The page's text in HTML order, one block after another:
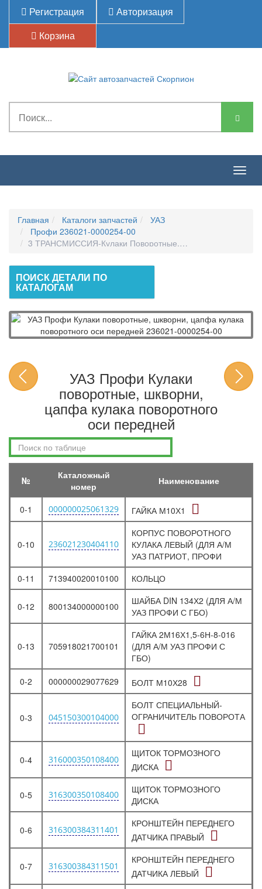
Регистрация
Авторизация
Корзина
Главная Каталоги запчастей
УАЗ
Профи 236021-0000254-00
3 ТРАНСМИССИЯ-Кулаки Поворотные, Шкворни, Цапфа
ПОИСК ДЕТАЛИ ПО
КАТАЛОГАМ
УАЗ Профи Кулаки
поворотные, шкворни,
цапфа кулака поворотного
оси передней
№
Каталожный
номер
Наименование
0-1 000000025061329 ГАЙКА М10Х1
0-10 236021230404110
КОРПУС ПОВОРОТНОГО
КУЛАКА ЛЕВЫЙ (ДЛЯ А/М
УАЗ ПАТРИОТ, ПРОФИ
0-11
713940020010100 КОЛЬЦО
0-12 800134000000100
ШАЙБА DIN 134Х2 (ДЛЯ А/М
УАЗ ПРОФИ С ГБО)
0-13 705918021700101
ГАЙКА 2М16Х1,5-6Н-8-016
(ДЛЯ А/М УАЗ ПРОФИ С
ГБО)
0-2
000000029077629 БОЛТ М10Х28
0-3 045150300104000
БОЛТ СПЕЦИАЛЬНЫЙ-
ОГРАНИЧИТЕЛЬ ПОВОРОТА
0-4 316000350108400
ЩИТОК ТОРМОЗНОГО
ДИСКА
0-5 316300350108400
ЩИТОК ТОРМОЗНОГО
ДИСКА
0-6 316300384311401
КРОНШТЕЙН ПЕРЕДНЕГО
ДАТЧИКА ПРАВЫЙ
0-7 316300384311501
КРОНШТЕЙН ПЕРЕДНЕГО
ДАТЧИКА ЛЕВЫЙ